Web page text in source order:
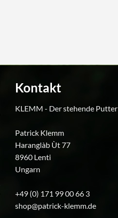
Kontakt
KLEMM - Der stehende Putter
Patrick Klemm
Haranglàb Ùt 77
8960 Lenti
Ungarn
+49 (0) 171 99 00 66 3
shop@patrick-klemm.de